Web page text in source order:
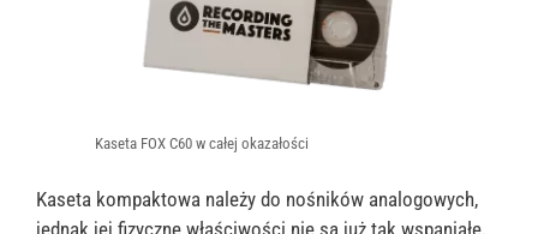
Kaseta FOX C60 w całej okazałości
Kaseta kompaktowa należy do nośników analogowych,